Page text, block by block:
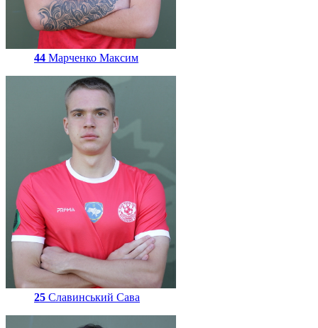
44 Марченко Максим
25 Славинський Сава